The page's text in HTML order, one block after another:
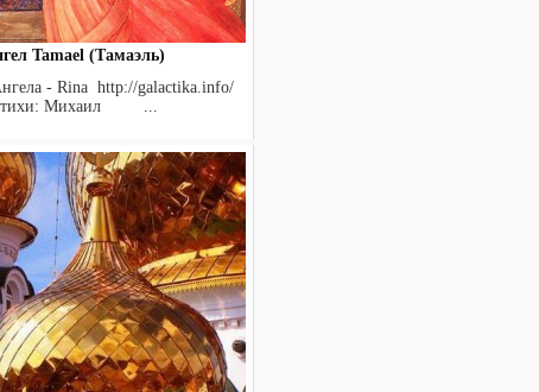
Tamael (Тамаэль)
- Rina http://galactika.info/
Михаил ...